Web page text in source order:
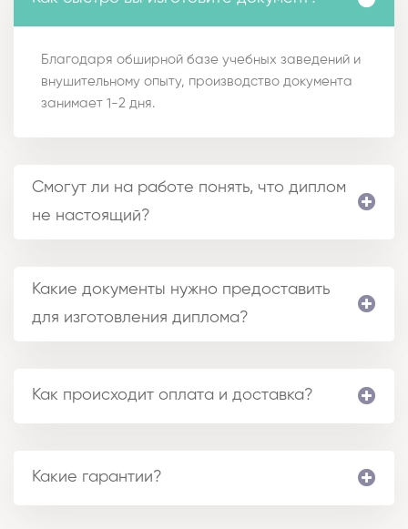
Благодаря обширной базе учебных заведений и
внушительному опыту, производство документа
занимает 1-2 дня.
Смогут ли на работе понять, что диплом
не настоящий?
Какие документы нужно предоставить
для изготовления диплома?
Как происходит оплата и доставка?
Какие гарантии?